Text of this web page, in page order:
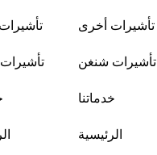
تأشيرات أخرى
تأشيرات شنغن
خدماتنا
الرئيسية